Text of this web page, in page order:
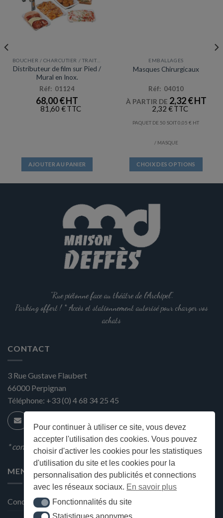
Pour continuer à utiliser ce site, vous devez
accepter l'utilisation des cookies. Vous pouvez
choisir d'activer les cookies pour les statistiques
d'utilisation du site et les cookies pour la
personnalisation des publicités et connections
avec les réseaux sociaux. En savoir plus
Fonctionnalités du site
Fonctionnalités du site
Statistiques anonymes
BOUCHER / CHARCUTIER / TRAITEUR
Distributeur de film sur Pied /
Mural en Inox.
Réf: 01124
68,00€
81,60 €
AJOUTER AU PANIER
EMBALLAGES
Masques Chirurgicaux
Réf: 04010
À PARTIR DE 2,32€
2,32 €
PAQUET DE 50 SOIT 0,05 €
/ MASQUE
CHOIX DES OPTIONS
la
du
"Rue piétonne face au théâtre de l'Archipel".
Parking offert ! * Accès et stationnement autorisé pour charger vos
achats
CONTACT
3 Rue Gustave Flaubert
66000 Perpignan
Téléphone: +33 (0) 4 68 34 25 45
* condition en magasin
MENU
Conditions générales de ventes